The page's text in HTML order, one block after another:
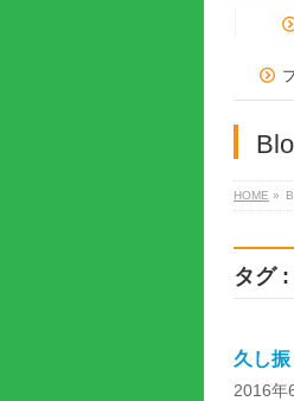
HOME »
タグ
久し
2016年